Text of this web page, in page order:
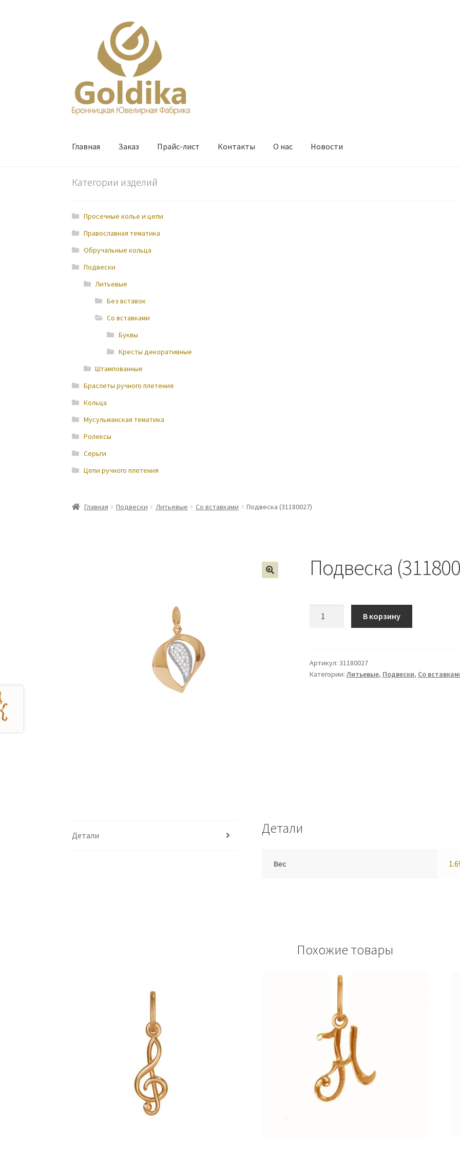
навигации
содержимому
Главная Заказ Прайс-лист Контакты О нас Новости
Категории изделий
Просечные колье и цепи
Православная тематика
Обручальные кольца
Подвески
Литьевые
Без вставок
Со вставками
Буквы
Кресты декоративные
Штампованные
Браслеты ручного плетения
Кольца
Мусульманская тематика
Ролексы
Серьги
Цепи ручного плетения
Главная Подвески Литьевые Со вставками Подвеска (31180027)
Подвеска
В корзину
Артикул: 31180027
Категории:Литьевые, Подвески, Со
Детали Детали
Вес
Похожие товары